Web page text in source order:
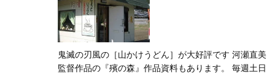
鬼滅の刃風の［山かけうどん］が大好評です 河瀬直美
監督作品の『殯の森』作品資料もあります。 毎週土日